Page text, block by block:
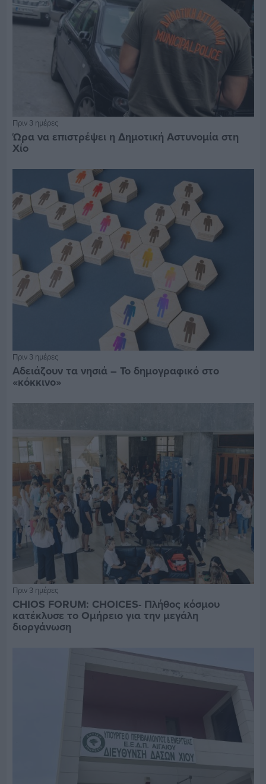
Πριν 3 ημέρες
Ώρα να επιστρέψει η Δημοτική Αστυνομία στη
Χίο
Πριν 3 ημέρες
Αδειάζουν τα νησιά – Το δημογραφικό στο
«κόκκινο»
Πριν 3 ημέρες
CHIOS FORUM: CHOICES- Πλήθος κόσμου
κατέκλυσε το Ομήρειο για την μεγάλη
διοργάνωση